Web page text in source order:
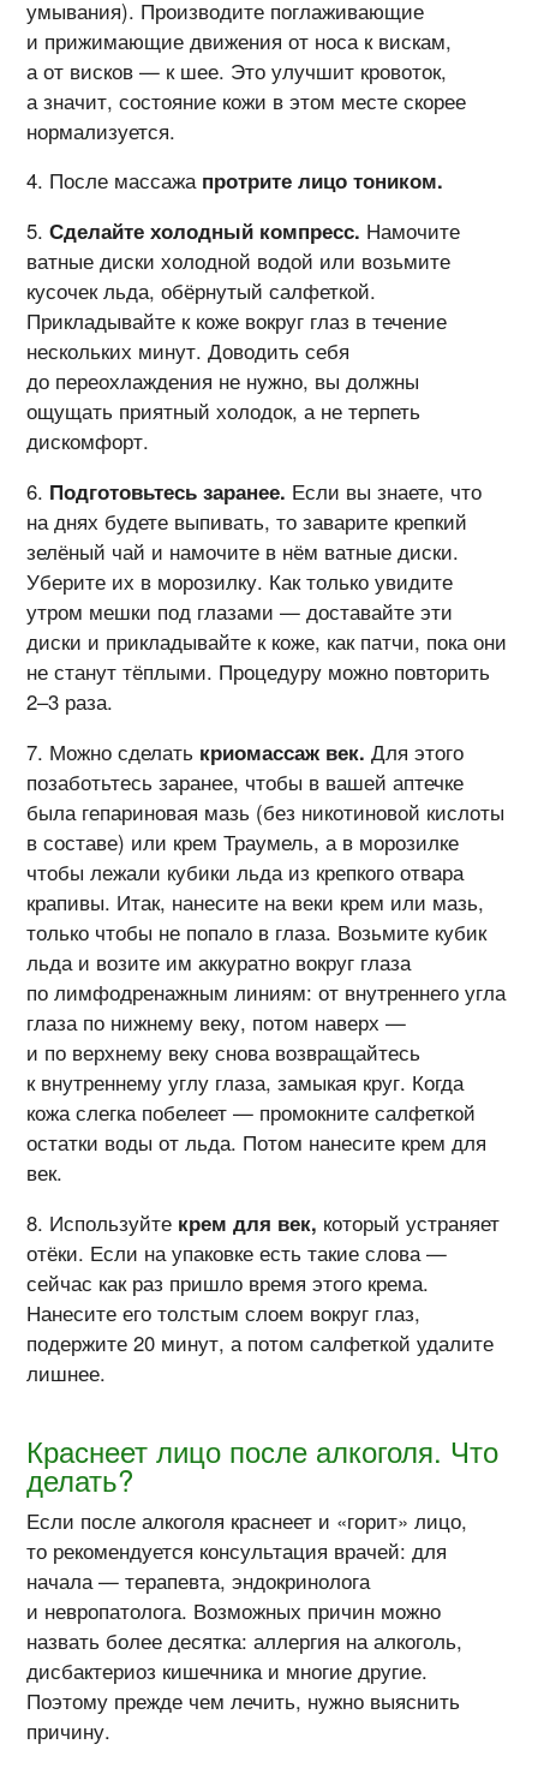
умывания). Производите поглаживающие
и прижимающие движения от носа к вискам,
а от висков — к шее. Это улучшит кровоток,
а значит, состояние кожи в этом месте скорее
нормализуется.
После массажа протрите лицо тоником.
Сделайте холодный компресс. Намочите
ватные диски холодной водой или возьмите
кусочек льда, обёрнутый салфеткой.
Прикладывайте к коже вокруг глаз в течение
нескольких минут. Доводить себя
до переохлаждения не нужно, вы должны
ощущать приятный холодок, а не терпеть
дискомфорт.
Подготовьтесь заранее. Если вы знаете, что
на днях будете выпивать, то заварите крепкий
зелёный чай и намочите в нём ватные диски.
Уберите их в морозилку. Как только увидите
утром мешки под глазами — доставайте эти
диски и прикладывайте к коже, как патчи, пока они
не станут тёплыми. Процедуру можно повторить
2–3 раза.
Можно сделать криомассаж век. Для этого
позаботьтесь заранее, чтобы в вашей аптечке
была гепариновая мазь (без никотиновой кислоты
в составе) или крем Траумель, а в морозилке
чтобы лежали кубики льда из крепкого отвара
крапивы. Итак, нанесите на веки крем или мазь,
только чтобы не попало в глаза. Возьмите кубик
льда и возите им аккуратно вокруг глаза
по лимфодренажным линиям: от внутреннего угла
глаза по нижнему веку, потом наверх —
и по верхнему веку снова возвращайтесь
к внутреннему углу глаза, замыкая круг. Когда
кожа слегка побелеет — промокните салфеткой
остатки воды от льда. Потом нанесите крем для
век.
Используйте крем для век, который устраняет
отёки. Если на упаковке есть такие слова —
сейчас как раз пришло время этого крема.
Нанесите его толстым слоем вокруг глаз,
подержите 20 минут, а потом салфеткой удалите
лишнее.
Краснеет лицо после алкоголя. Что
делать?
Если после алкоголя краснеет и «горит» лицо,
то рекомендуется консультация врачей: для
начала — терапевта, эндокринолога
и невропатолога. Возможных причин можно
назвать более десятка: аллергия на алкоголь,
дисбактериоз кишечника и многие другие.
Поэтому прежде чем лечить, нужно выяснить
причину.